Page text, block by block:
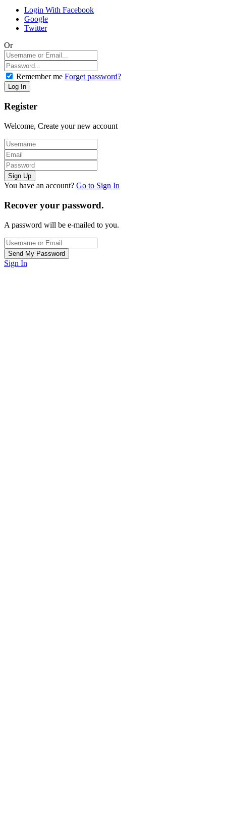
Login With Facebook
Google
Twitter
Or
Remember me Forget password?
Register
Welcome, Create your new account
You have an account? Go to Sign In
Recover your password.
A password will be e-mailed to you.
Sign In